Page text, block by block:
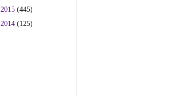
2015 (445)
2014 (125)